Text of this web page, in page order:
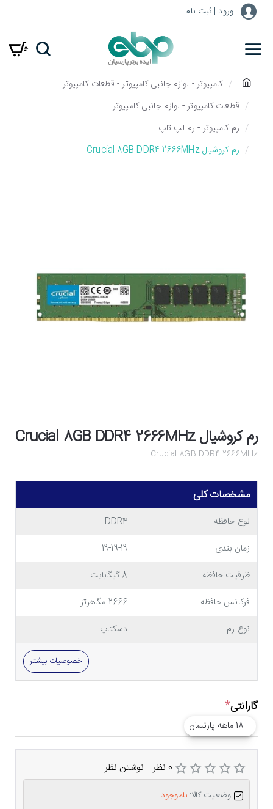
ورود | ثبت نام
o
کامپیوتر - لوازم جانبی کامپیوتر - قطعات کامپیوتر
قطعات کامپیوتر - لوازم جانبی کامپیوتر
رم کامپیوتر - رم لپ تاپ
رم کروشیال Crucial 8GB DDR4 2666MHz
رم کروشیال Crucial 8GB DDR4 2666MHz
Crucial 8GB DDR4 2666MHz
مشخصات کلی
نوع حافظه
DDR4
زمان بندی
19-19-19
ظرفیت حافظه
8 گیگابایت
فرکانس حافظه
2666 مگاهرتز
نوع رم
دسکتاپ
خصوصیات بیشتر
گارانتی
18 ماهه پارتسان
وضعیت کالا: ناموجود
0 نظر - نوشتن نظر